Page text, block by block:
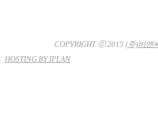
COPYRIGHT ⓒ 2015 (주)비앤
HOSTING BY IPLAN